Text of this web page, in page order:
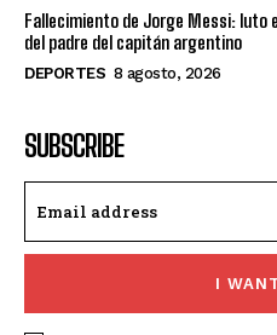
Fallecimiento de Jorge Messi: luto
del padre del capitán argentino
DEPORTES 8 agosto, 2026
SUBSCRIBE
I